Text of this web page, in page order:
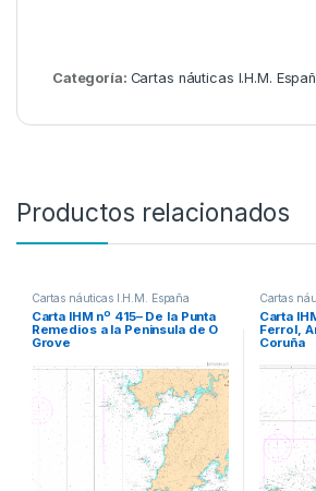
Categoría: Cartas náuticas I.H.M.
Productos relacionados
Cartas náuticas I.H.M. España
Carta IHM nº 415– De la Punta
Remedios a la Peninsula de O
Grove
Cartas
Carta
Ferrol,
Coruña